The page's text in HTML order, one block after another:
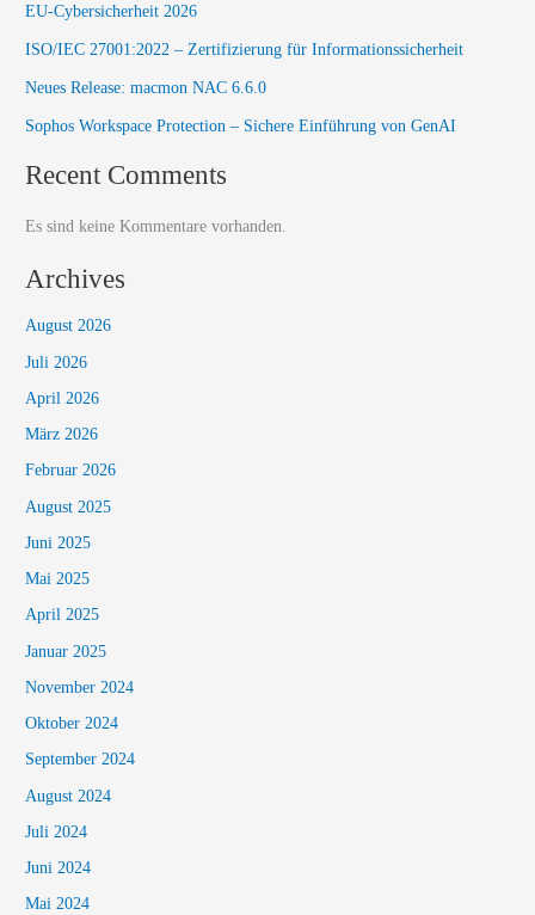
EU-Cybersicherheit 2026
ISO/IEC 27001:2022 – Zertifizierung für Informationssicherheit
Neues Release: macmon NAC 6.6.0​
Sophos Workspace Protection – Sichere Einführung von GenAI
Recent Comments
Es sind keine Kommentare vorhanden.
Archives
August 2026
Juli 2026
April 2026
März 2026
Februar 2026
August 2025
Juni 2025
Mai 2025
April 2025
Januar 2025
November 2024
Oktober 2024
September 2024
August 2024
Juli 2024
Juni 2024
Mai 2024